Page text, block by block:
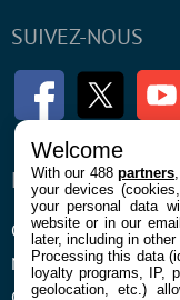
SUIVEZ-NOUS
FacebookTwitter
ENTREPRISE
Qui sommes nous
Mentions légales et
Welcome
With our 488partners
your devices
your personal data
website or in our
later, including in other
Processing this data
loyalty programs, IP,
geolocation, etc.)